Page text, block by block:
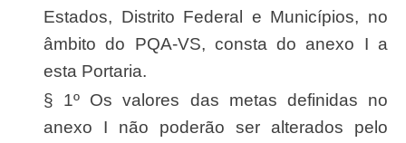
Estados, Distrito Federal e Municípios, no
âmbito do PQA-VS, consta do anexo I a
esta Portaria.
§ 1º Os valores das metas definidas no
anexo I não poderão ser alterados pelo